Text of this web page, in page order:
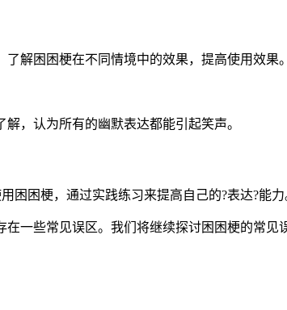
解困困梗在不同情境中的效果，提高使用效果。
，认为所有的幽默表达都能引起笑声。
困梗，通过实践练习来提高自己的?表达?能力
一些常见误区。我们将继续探讨困困梗的常见